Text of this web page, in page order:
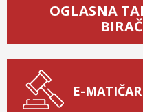
OGLASNA
E-MATIČAR